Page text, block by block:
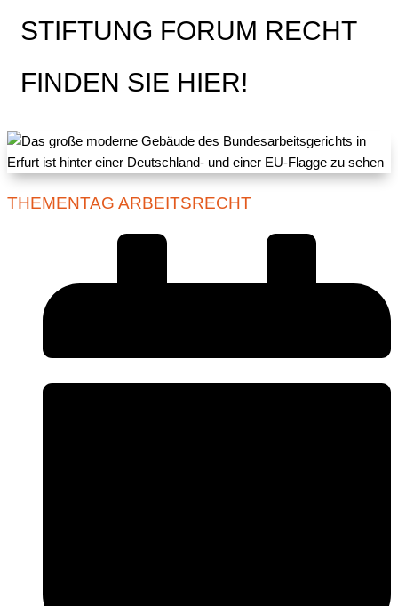
STIFTUNG FORUM RECHT
FINDEN SIE HIER!
THEMENTAG ARBEITSRECHT